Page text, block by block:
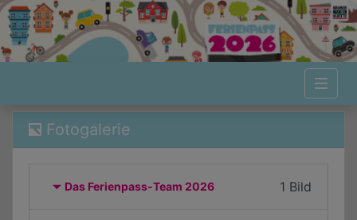
Ferien in Georgsmarienhütte - Fotogalerie
Fotogalerie
1 Bild
Das Ferienpass-Team 2026